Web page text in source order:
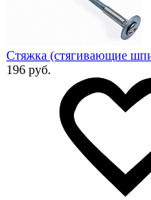
Стяжка (стягивающие
196 руб.